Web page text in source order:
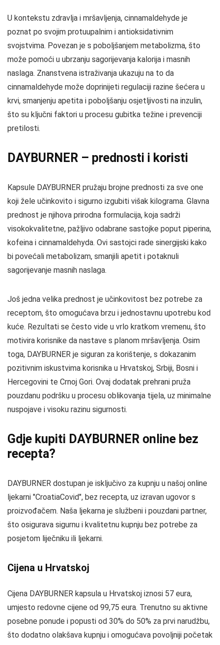
U kontekstu zdravlja i mršavljenja, cinnamaldehyde je
poznat po svojim protuupalnim i antioksidativnim
svojstvima. Povezan je s poboljšanjem metabolizma, što
može pomoći u ubrzanju sagorijevanja kalorija i masnih
naslaga. Znanstvena istraživanja ukazuju na to da
cinnamaldehyde može doprinijeti regulaciji razine šećera u
krvi, smanjenju apetita i poboljšanju osjetljivosti na inzulin,
što su ključni faktori u procesu gubitka težine i prevenciji
pretilosti.
DAYBURNER – prednosti i koristi
Kapsule DAYBURNER pružaju brojne prednosti za sve one
koji žele učinkovito i sigurno izgubiti višak kilograma. Glavna
prednost je njihova prirodna formulacija, koja sadrži
visokokvalitetne, pažljivo odabrane sastojke poput piperina,
kofeina i cinnamaldehyda. Ovi sastojci rade sinergijski kako
bi povećali metabolizam, smanjili apetit i potaknuli
sagorijevanje masnih naslaga.
Još jedna velika prednost je učinkovitost bez potrebe za
receptom, što omogućava brzu i jednostavnu upotrebu kod
kuće. Rezultati se često vide u vrlo kratkom vremenu, što
motivira korisnike da nastave s planom mršavljenja. Osim
toga, DAYBURNER je siguran za korištenje, s dokazanim
pozitivnim iskustvima korisnika u Hrvatskoj, Srbiji, Bosni i
Hercegovini te Crnoj Gori. Ovaj dodatak prehrani pruža
pouzdanu podršku u procesu oblikovanja tijela, uz minimalne
nuspojave i visoku razinu sigurnosti.
Gdje kupiti DAYBURNER online bez
recepta?
DAYBURNER dostupan je isključivo za kupnju u našoj online
ljekarni "CroatiaCovid", bez recepta, uz izravan ugovor s
proizvođačem. Naša ljekarna je službeni i pouzdani partner,
što osigurava sigurnu i kvalitetnu kupnju bez potrebe za
posjetom liječniku ili ljekarni.
Cijena u Hrvatskoj
Cijena DAYBURNER kapsula u Hrvatskoj iznosi 57 eura,
umjesto redovne cijene od 99,75 eura. Trenutno su aktivne
posebne ponude i popusti od 30% do 50% za prvi narudžbu,
što dodatno olakšava kupnju i omogućava povoljniji početak